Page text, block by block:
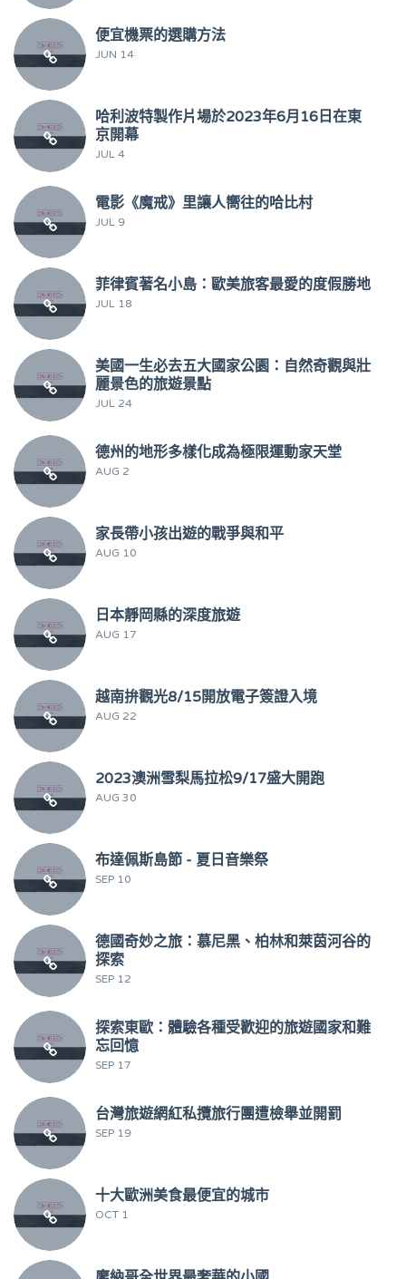
便宜機票的選購方法
JUN 14
哈利波特製作片場於2023年6月16日在東
京開幕
JUL 4
電影《魔戒》里讓人嚮往的哈比村
JUL 9
菲律賓著名小島：歐美旅客最愛的度假勝地
JUL 18
美國一生必去五大國家公園：自然奇觀與壯
麗景色的旅遊景點
JUL 24
德州的地形多樣化成為極限運動家天堂
AUG 2
家長帶小孩出遊的戰爭與和平
AUG 10
日本靜岡縣的深度旅遊
AUG 17
越南拚觀光8/15開放電子簽證入境
AUG 22
2023澳洲雪梨馬拉松9/17盛大開跑
AUG 30
布達佩斯島節 - 夏日音樂祭
SEP 10
德國奇妙之旅：慕尼黑、柏林和萊茵河谷的
探索
SEP 12
探索東歐：體驗各種受歡迎的旅遊國家和難
忘回憶
SEP 17
台灣旅遊網紅私攬旅行團遭檢舉並開罰
SEP 19
十大歐洲美食最便宜的城市
OCT 1